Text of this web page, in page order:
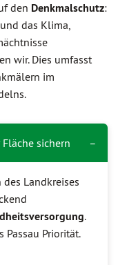
den Denkmalschutz:
das Klima,
wir. Dies umfasst
im
sichern
Landkreises
.
Passau Priorität.